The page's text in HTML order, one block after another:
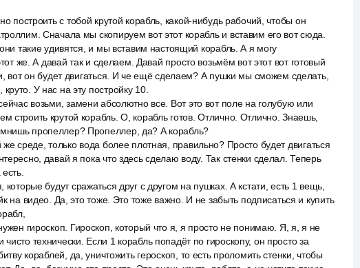
построить с тобой крутой корабль, какой-нибудь рабочий, чтобы он
Сначала мы скопируем вот этот корабль и вставим его вот сюда.
такие удивятся, и мы вставим настоящий корабль. А я могу
же. А давай так и сделаем. Давай просто возьмём вот этот вот готовый
вот он будет двигаться. И че ещё сделаем? А пушки мы сможем сделать,
У нас на эту постройку 10.
возьми, замени абсолютно все. Вот это вот поле на голубую или
строить крутой корабль. О, корабль готов. Отлично. Отлично. Знаешь,
пропеллер? Пропеллер, да? А корабль?
среде, только вода более плотная, правильно? Просто будет двигаться
давай я пока что здесь сделаю воду. Так стенки сделал. Теперь
будут сражаться друг с другом на пушках. А кстати, есть 1 вещь,
на видео. Да, это тоже. Это тоже важно. И не забыть подписаться и купить
гироскоп. Гироскоп, который что я, я просто не понимаю. Я, я, я не
технически. Если 1 корабль попадёт по гироскопу, он просто за
кораблей, да, уничтожить героскоп, то есть проломить стенки, чтобы